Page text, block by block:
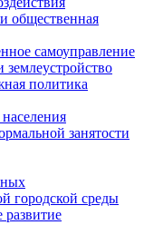
общественная
самоуправление
политика
занятости
городской среды
развитие